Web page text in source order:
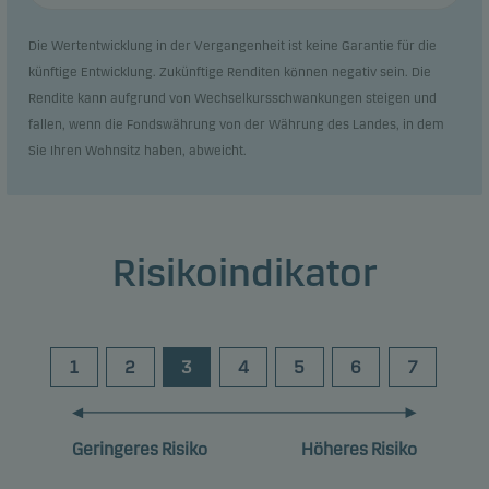
Die Wertentwicklung in der Vergangenheit ist keine Garantie für die
künftige Entwicklung. Zukünftige Renditen können negativ sein. Die
Rendite kann aufgrund von Wechselkursschwankungen steigen und
fallen, wenn die Fondswährung von der Währung des Landes, in dem
Sie Ihren Wohnsitz haben, abweicht.
Risikoindikator
1 2 3 4 5 6 7
Geringeres Risiko Höheres Risiko